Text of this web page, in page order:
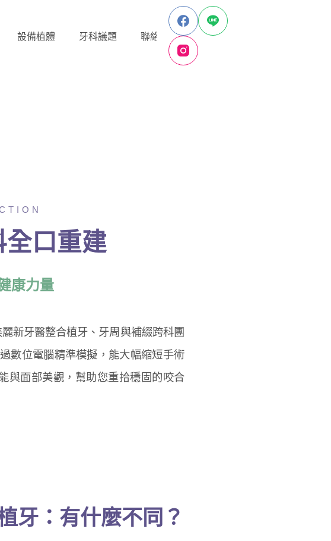
設備植體 牙科議題 聯絡我們
口重建
康力量
新牙醫整合植牙、牙周與補綴跨科團
數位電腦精準模擬，能大幅縮短手術
與面部美觀，幫助您重拾穩固的咬合
牙：有什麼不同？